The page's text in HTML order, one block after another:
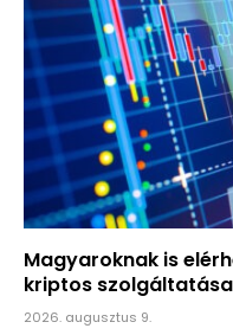
Magyaroknak is
kriptos szolgáltatása
2026. augusztus 9.